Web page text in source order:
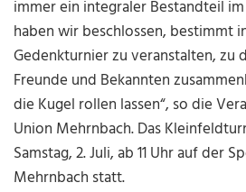
immer ein inte­graler Bestandteil
haben wir beschlossen, bestimmt
Gedenkturnier zu veranstalten, zu
Freunde und Bekannten
die Kugel rollen lassen“, so die
Union Mehrnbach. Das
Samstag, 2. Juli, ab 11 Uhr auf der
Mehrnbach statt.